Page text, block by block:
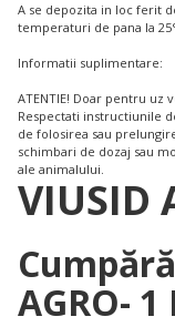
A se depozita in loc ferit
temperaturi de pana la
Informatii suplimentare:
ATENTIE! Doar pentru uz
Respectati instructiunile
de folosirea sau
schimbari de dozaj sau
ale animalului.
VIUSID
AGRO- 1